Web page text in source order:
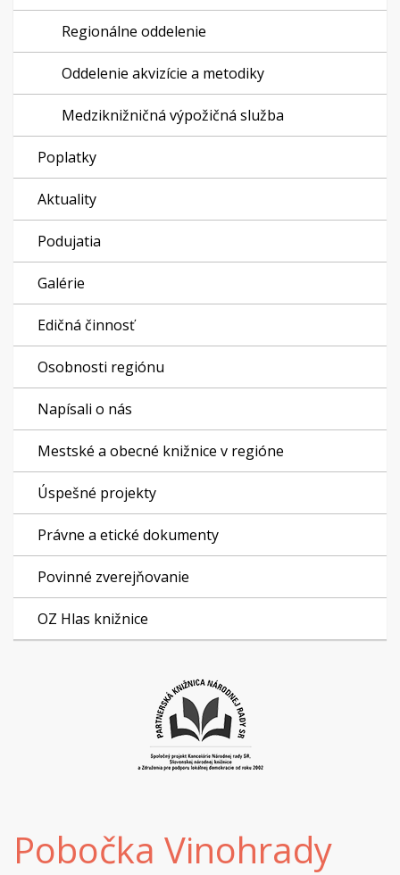
Regionálne oddelenie
Oddelenie akvizície a metodiky
Medziknižničná výpožičná služba
Poplatky
Aktuality
Podujatia
Galérie
Edičná činnosť
Osobnosti regiónu
Napísali o nás
Mestské a obecné knižnice v regióne
Úspešné projekty
Právne a etické dokumenty
Povinné zverejňovanie
OZ Hlas knižnice
Pobočka Vinohrady